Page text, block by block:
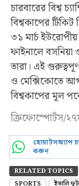
চারবারের বিশ্ব
বিশ্বকাপের
৩১ মার্চ
ফাইনালে
তারা। এই
ও মেক্সিকোতে
বিশ্বকাপের মূল
ক্রিফোস্পোর্টস/
হোয়াটসঅ্যাপ
করুন
RELATED TOPICS
SPORTS
ইতালি